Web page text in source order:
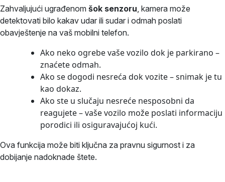
Zahvaljujući ugrađenom šok senzoru, kamera može
detektovati bilo kakav udar ili sudar i odmah poslati
obavještenje na vaš mobilni telefon.
Ako neko ogrebe vaše vozilo dok je parkirano –
znaćete odmah.
Ako se dogodi nesreća dok vozite – snimak je tu
kao dokaz.
Ako ste u slučaju nesreće nesposobni da
reagujete – vaše vozilo može poslati informaciju
porodici ili osiguravajućoj kući.
Ova funkcija može biti ključna za pravnu sigurnost i za
dobijanje nadoknade štete.